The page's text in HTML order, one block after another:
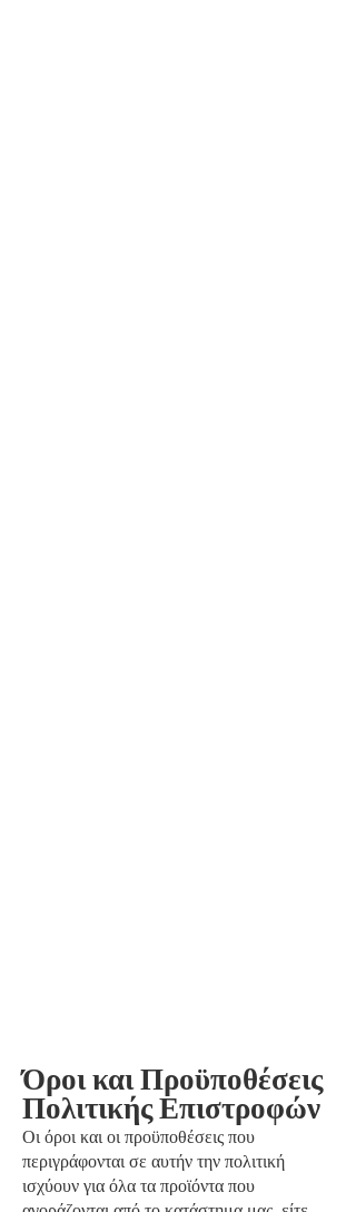
Όροι και Προϋποθέσεις
Πολιτικής Επιστροφών
Οι όροι και οι προϋποθέσεις που
περιγράφονται σε αυτήν την πολιτική
ισχύουν για όλα τα προϊόντα που